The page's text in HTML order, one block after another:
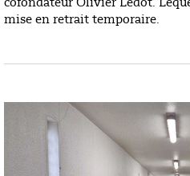
mise en retrait temporaire.